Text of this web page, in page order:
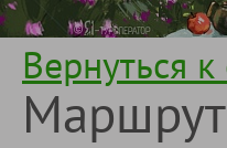
Вернуться
Маршрут